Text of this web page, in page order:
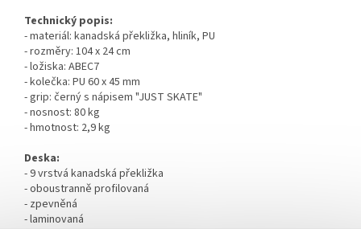
Technický popis:
- materiál: kanadská překližka, hliník, PU
- rozměry: 104 x 24 cm
- ložiska: ABEC7
- kolečka: PU 60 x 45 mm
- grip: černý s nápisem "JUST SKATE"
- nosnost: 80 kg
- hmotnost: 2,9 kg
Deska:
- 9 vrstvá kanadská překližka
- oboustranně profilovaná
- zpevněná
- laminovaná